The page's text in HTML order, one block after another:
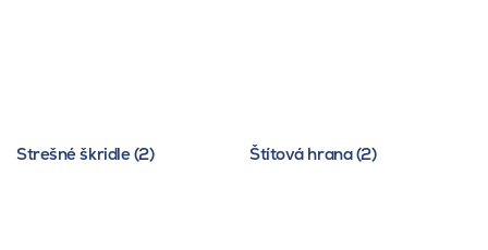
Strešné škridle (2) Štítová hrana (2)